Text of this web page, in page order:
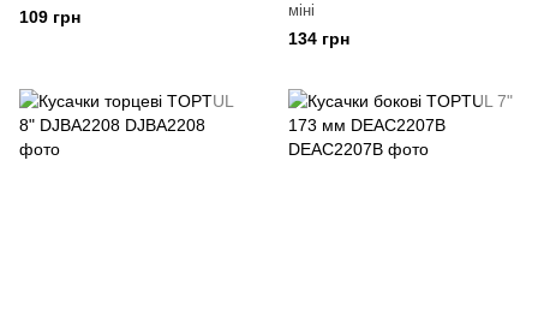
109 грн
міні
134 грн